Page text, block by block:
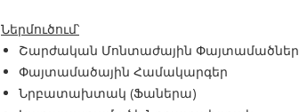
Ներմուծում՝
Շարժական Մոնտաժային Փայտամածներ
Փայտամածային Համակարգեր
Նրբատախտակ (Ֆաներա)